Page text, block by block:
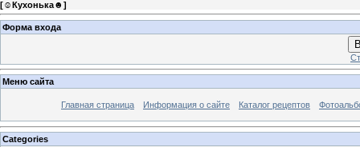
[☺Кухонька☻ ]
Форма входа
Меню сайта
Главная страница Информация о сайте Каталог рецептов
Categories